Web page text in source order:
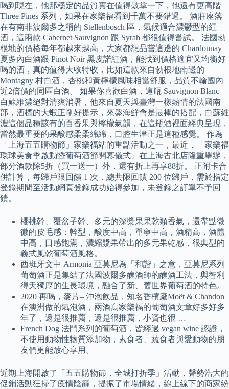
喝到現在，他那穩定的品質實在值得鼓掌一下，他還有更高階
Three Pines 系列，如果在家樂福看到千萬不要錯過。 酒莊座落
在有南非波爾多之稱的 Stellenbosch 區，氣候適合濃鬱型的紅
酒，這兩款 Cabernet Sauvignon 跟 Syrah 都很值得嘗試。 法國勃
根地的價格每年都越來越高，大家都想品嘗這邊的 Chardonnay
夏多內白酒跟 Pinot Noir 黑皮諾紅酒，能找到價格適宜又均衡好
喝的酒，真的值得大收特收，比如這款來自勃根地南邊的
Montagny 村白酒，杏桃和黃檸檬風味相當舒服，品質不輸國內
近2倍價的同區白酒。 如果你喜歡白酒，這瓶 Sauvignon Blanc
白蘇維濃絕對清爽消暑，他來自夏天與臺灣一樣熱情的法國南
部，酒標的大蝦正剛好提示，來盤海鮮會是最棒的搭配，白蘇維
濃這個品種該有的百香果與檸檬氣韻，在這瓶酒裡面經典呈現，
當然最重要的果酸感柔柔綿綿，口腔生津正是這種感覺。 作為
「上海五五購物節」家樂福站的重點活動之一，最近，「家樂福
環球美食季啟動暨葡萄酒節開幕儀式」在上海古北店隆重舉辦，
部分酒款除5折（買一送一）外，還有折上再享88折。 正附卡合
併計算，每歸戶限回饋 1 次，總共限回饋 200 位歸戶，需於指定
登錄期間至活動網頁登錄成功始得參加，未登錄之訂單不予回
饋。
櫻桃幹、覆盆子幹、多元的深漿果果乾類香氣，還帶點微
微的皮毛感；幹型，酸度中高，單寧中高，酒精高，酒體
中高，口感飽滿，濃縮漿果帶出的多元果乾感，很典型的
義式風乾葡萄酒風格。
西班牙文中 Armonia 亞莫尼為「和諧」之意，亞莫尼系列
葡萄酒正是集結了法國波爾多釀酒師的釀酒工法，與智利
得天獨厚的生長環境，融合了新、舊世界葡萄酒的特色。
2020 再喝，麥片– 沖泡飲品，知名香檳廠Moët & Chandon
在澳洲做的氣泡酒，兩酒寫家樂福的葡萄酒文章好多好多
年了，還是很推薦，還是很推薦，小資也很 …
French Dog 法鬥系列的葡萄酒，皆經過 vegan wine 認證，
不使用動物性物質添加物，素食者、蔬食者與愛動物的朋
友們更能放心享用。
近期上海開啟了「五五購物節，全城打折季」活動，聲勢浩大的
促銷活動狂掃了疫情陰霾，提振了市場情緒，線上線下的商家紛